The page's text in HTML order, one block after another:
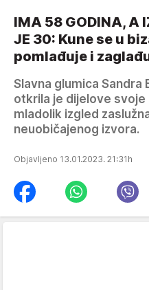
IMA 58 GODINA, A
JE 30: Kune se u
pomlađuje i
Slavna glumica
otkrila je dijelove svoje
mladolik izgled
neuobičajenog izvora.
Objavljeno 13.01.2023. 21:31h